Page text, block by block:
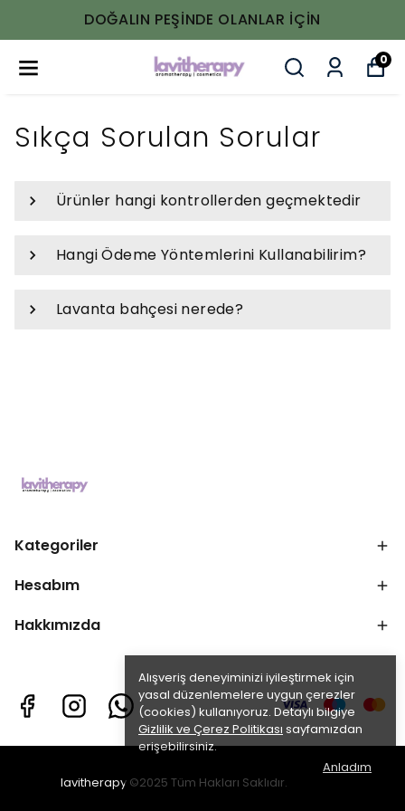
DOĞALIN PEŞINDE OLANLAR IÇIN
0
Alışveriş deneyiminizi iyileştirmek için
yasal düzenlemelere uygun çerezler
(cookies) kullanıyoruz. Detaylı bilgiye
Gizlilik ve Çerez Politikası sayfamızdan
erişebilirsiniz.
Anladım
Sıkça Sorulan Sorular
Ürünler hangi kontrollerden geçmektedir
Hangi Ödeme Yöntemlerini Kullanabilirim?
Lavanta bahçesi nerede?
Kategoriler
Hesabım
Hakkımızda
lavitherapy ©2025 Tüm Hakları Saklıdır.